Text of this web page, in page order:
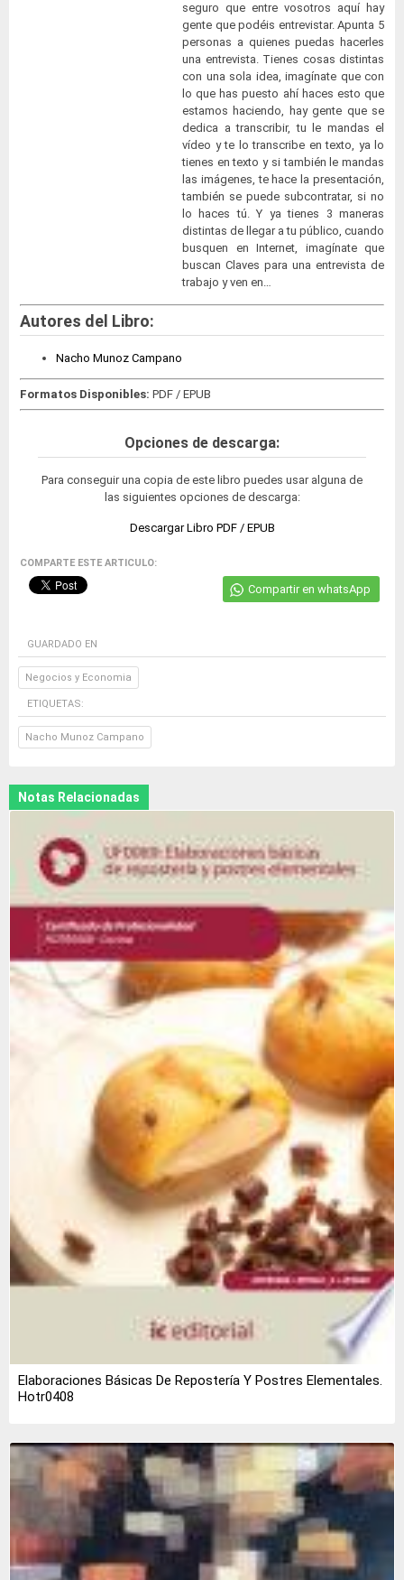
seguro que entre vosotros aquí hay
gente que podéis entrevistar. Apunta 5
personas a quienes puedas hacerles
una entrevista. Tienes cosas distintas
con una sola idea, imagínate que con
lo que has puesto ahí haces esto que
estamos haciendo, hay gente que se
dedica a transcribir, tu le mandas el
vídeo y te lo transcribe en texto, ya lo
tienes en texto y si también le mandas
las imágenes, te hace la presentación,
también se puede subcontratar, si no
lo haces tú. Y ya tienes 3 maneras
distintas de llegar a tu público, cuando
busquen en Internet, imagínate que
buscan Claves para una entrevista de
trabajo y ven en…
Autores del Libro:
Nacho Munoz Campano
Formatos Disponibles: PDF / EPUB
Opciones de descarga:
Para conseguir una copia de este libro puedes usar alguna de
las siguientes opciones de descarga:
Descargar Libro PDF / EPUB
COMPARTE ESTE ARTICULO:
Compartir en whatsApp
GUARDADO EN
Negocios y Economia
ETIQUETAS:
Nacho Munoz Campano
Notas Relacionadas
Elaboraciones Básicas De Repostería Y Postres Elementales.
Hotr0408